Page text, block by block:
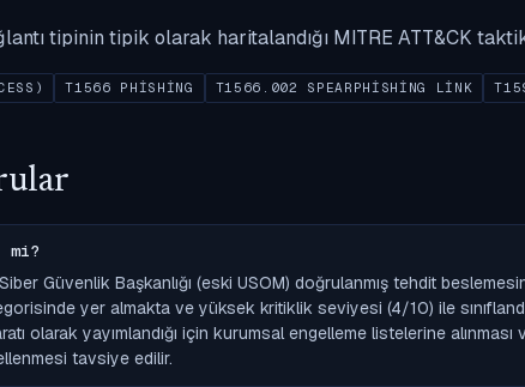
tipinin tipik olarak haritalandığı MITRE ATT&CK
T1566 PHISHING T1566.002 SPEARPHISHING LINK
Güvenlik Başkanlığı (eski USOM) doğrulanmış tehdit
yer almakta ve yüksek kritiklik seviyesi (4/10) ile
olarak yayımlandığı için kurumsal engelleme listelerine alınması
tavsiye edilir.